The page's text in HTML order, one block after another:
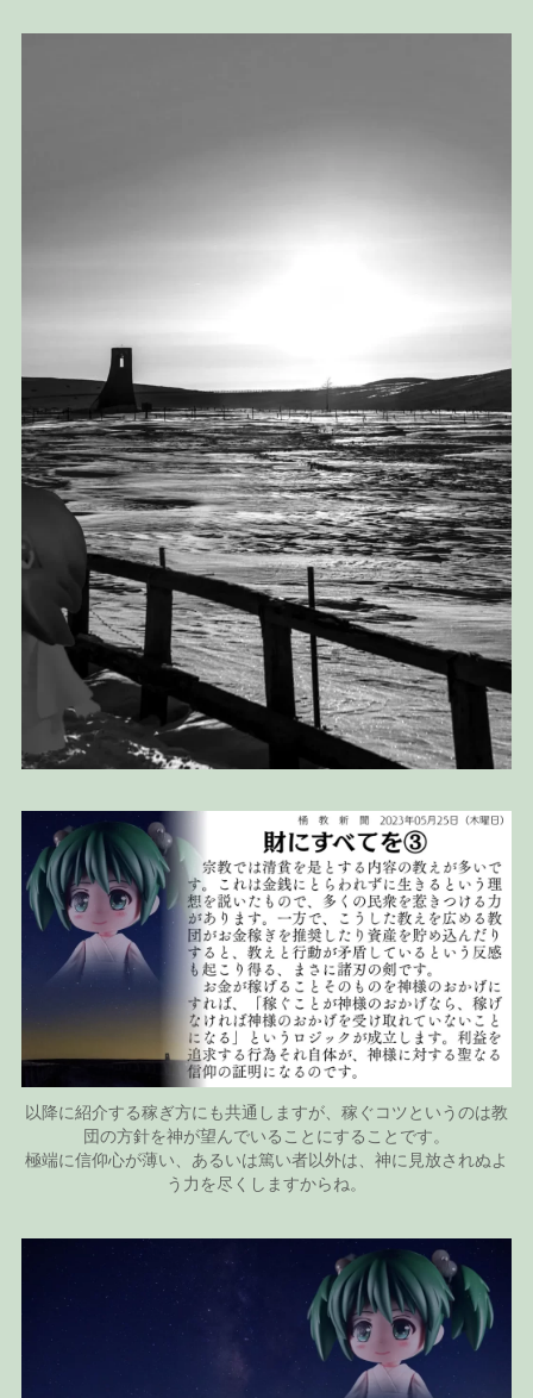
以降に紹介する稼ぎ方にも共通しますが、稼ぐコツというのは教
団の方針を神が望んでいることにすることです。
極端に信仰心が薄い、あるいは篤い者以外は、神に見放されぬよ
う力を尽くしますからね。